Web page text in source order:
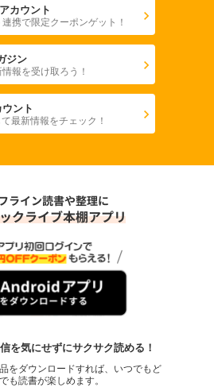
カウント
携で限定クーポンゲット！
ジン
報を受け取ろう！
ント
最新情報をチェック！
を気にせずにサクサク読める！
をダウンロードすれば、いつでもど
も読書が楽しめます。